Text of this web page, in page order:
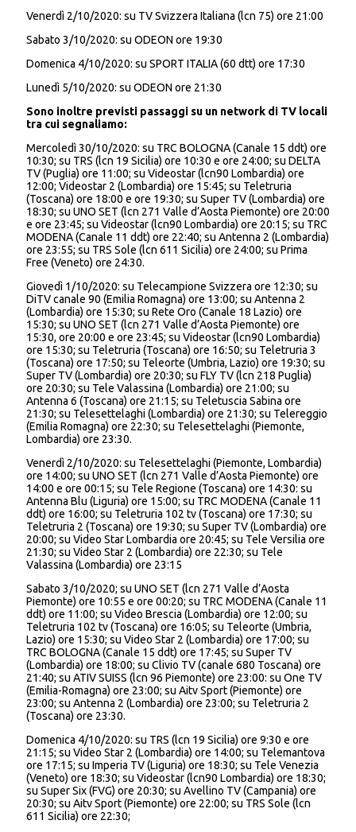
Venerdì 2/10/2020: su TV Svizzera Italiana (lcn 75) ore 21:00
Sabato 3/10/2020: su ODEON ore 19:30
Domenica 4/10/2020: su SPORT ITALIA (60 dtt) ore 17:30
Lunedì 5/10/2020: su ODEON ore 21:30
Sono inoltre previsti passaggi su un network di TV locali
tra cui segnaliamo:
Mercoledì 30/10/2020: su TRC BOLOGNA (Canale 15 ddt) ore
10:30; su TRS (lcn 19 Sicilia) ore 10:30 e ore 24:00; su DELTA
TV (Puglia) ore 11:00; su Videostar (lcn90 Lombardia) ore
12:00; Videostar 2 (Lombardia) ore 15:45; su Teletruria
(Toscana) ore 18:00 e ore 19:30; su Super TV (Lombardia) ore
18:30; su UNO SET (lcn 271 Valle d’Aosta Piemonte) ore 20:00
e ore 23:45; su Videostar (lcn90 Lombardia) ore 20:15; su TRC
MODENA (Canale 11 ddt) ore 22:40; su Antenna 2 (Lombardia)
ore 23:55; su TRS Sole (lcn 611 Sicilia) ore 24:00; su Prima
Free (Veneto) ore 24:30.
Giovedì 1/10/2020: su Telecampione Svizzera ore 12:30; su
DiTV canale 90 (Emilia Romagna) ore 13:00; su Antenna 2
(Lombardia) ore 15:30; su Rete Oro (Canale 18 Lazio) ore
15:30; su UNO SET (lcn 271 Valle d’Aosta Piemonte) ore
15:30, ore 20:00 e ore 23:45; su Videostar (lcn90 Lombardia)
ore 15:30; su Teletruria (Toscana) ore 16:50; su Teletruria 3
(Toscana) ore 17:50; su Teleorte (Umbria, Lazio) ore 19:30; su
Super TV (Lombardia) ore 20:30; su FLY TV (lcn 218 Puglia)
ore 20:30; su Tele Valassina (Lombardia) ore 21:00; su
Antenna 6 (Toscana) ore 21:15; su Teletuscia Sabina ore
21:30; su Telesettelaghi (Lombardia) ore 21:30; su Telereggio
(Emilia Romagna) ore 22:30; su Telesettelaghi (Piemonte,
Lombardia) ore 23:30.
Venerdì 2/10/2020: su Telesettelaghi (Piemonte, Lombardia)
ore 14:00; su UNO SET (lcn 271 Valle d’Aosta Piemonte) ore
14:00 e ore 00:15; su Tele Regione (Toscana) ore 14:30: su
Antenna Blu (Liguria) ore 15:00; su TRC MODENA (Canale 11
ddt) ore 16:00; su Teletruria 102 tv (Toscana) ore 17:30; su
Teletruria 2 (Toscana) ore 19:30; su Super TV (Lombardia) ore
20:00; su Video Star Lombardia ore 20:45; su Tele Versilia ore
21:30; su Video Star 2 (Lombardia) ore 22:30; su Tele
Valassina (Lombardia) ore 23:15
Sabato 3/10/2020; su UNO SET (lcn 271 Valle d’Aosta
Piemonte) ore 10:55 e ore 00:20; su TRC MODENA (Canale 11
ddt) ore 11:00; su Video Brescia (Lombardia) ore 12:00; su
Teletruria 102 tv (Toscana) ore 16:05; su Teleorte (Umbria,
Lazio) ore 15:30; su Video Star 2 (Lombardia) ore 17:00; su
TRC BOLOGNA (Canale 15 ddt) ore 17:45; su Super TV
(Lombardia) ore 18:00; su Clivio TV (canale 680 Toscana) ore
21:40; su ATIV SUISS (lcn 96 Piemonte) ore 23:00: su One TV
(Emilia-Romagna) ore 23:00; su Aitv Sport (Piemonte) ore
23:00; su Antenna 2 (Lombardia) ore 23:00; su Teletruria 2
(Toscana) ore 23:30.
Domenica 4/10/2020: su TRS (lcn 19 Sicilia) ore 9:30 e ore
21:15; su Video Star 2 (Lombardia) ore 14:00; su Telemantova
ore 17:15; su Imperia TV (Liguria) ore 18:30; su Tele Venezia
(Veneto) ore 18:30; su Videostar (lcn90 Lombardia) ore 18:30;
su Super Six (FVG) ore 20:30; su Avellino TV (Campania) ore
20:30; su Aitv Sport (Piemonte) ore 22:00; su TRS Sole (lcn
611 Sicilia) ore 22:30;